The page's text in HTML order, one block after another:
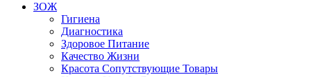
ЗОЖ
Гигиена
Диагностика
Здоровое Питание
Качество Жизни
Красота Сопутствующие Товары